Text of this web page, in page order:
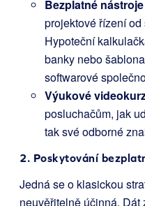
Bezplatné
projektové řízení
Hypoteční
banky nebo
softwarové
Výukové
posluchačům, jak
tak své odborné
2. Poskytování
Jedná se o klasickou
neuvěřitelně účinná.